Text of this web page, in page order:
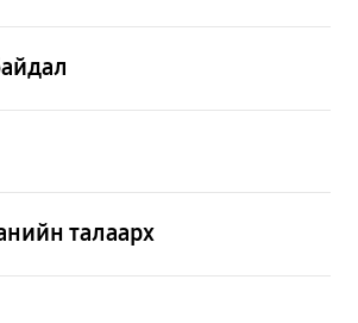
талаарх